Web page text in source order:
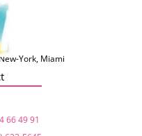
York, Miami
66 49 91